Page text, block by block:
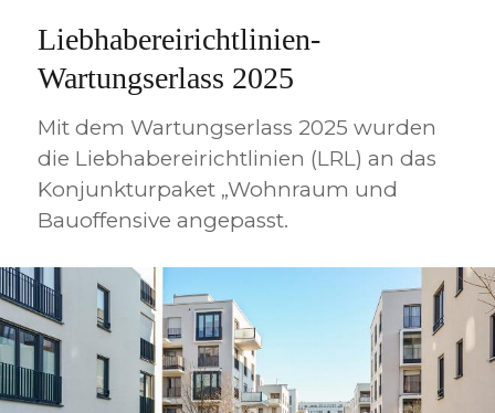
Liebhabereirichtlinien-
Wartungserlass 2025
Mit dem Wartungserlass 2025 wurden
die Liebhabereirichtlinien (LRL) an das
Konjunkturpaket „Wohnraum und
Bauoffensive angepasst.